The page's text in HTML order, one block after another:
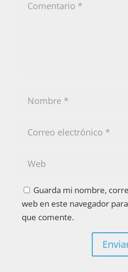
Guarda mi nombre,
web en este navegador
que comente.